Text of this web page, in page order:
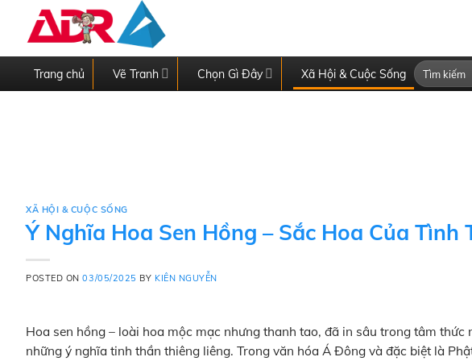
Trang chủ Vẽ Tranh Chọn Gì Đây Xã Hội & Cuộc Sống
XÃ HỘI & CUỘC SỐNG
Ý Nghĩa Hoa Sen Hồng – Sắc Hoa Của
POSTED ON03/05/2025 BY KIÊN NGUYỄN
Hoa sen hồng – loài hoa mộc mạc nhưng thanh tao, đã in sâu trong tâm
những ý nghĩa tinh thần thiêng liêng. Trong văn hóa Á Đông và đặc biệt là